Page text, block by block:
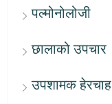
पल्मोनोलोजी
छालाको उपचार
उपशामक हेरचाह